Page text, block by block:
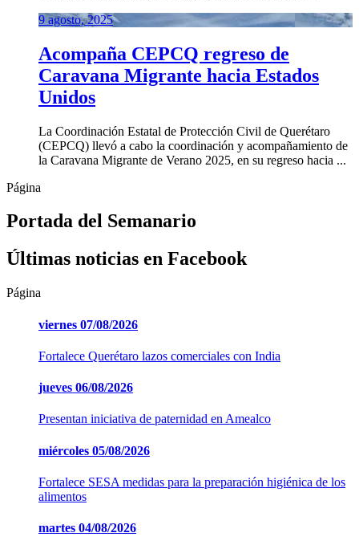
9 agosto, 2025
Acompaña CEPCQ regreso de
Caravana Migrante hacia Estados
Unidos
La Coordinación Estatal de Protección Civil de Querétaro
(CEPCQ) llevó a cabo la coordinación y acompañamiento de
la Caravana Migrante de Verano 2025, en su regreso hacia ...
Página
Portada del Semanario
Últimas noticias en Facebook
Página
viernes 07/08/2026
Fortalece Querétaro lazos comerciales con India
jueves 06/08/2026
Presentan iniciativa de paternidad en Amealco
miércoles 05/08/2026
Fortalece SESA medidas para la preparación higiénica de los
alimentos
martes 04/08/2026